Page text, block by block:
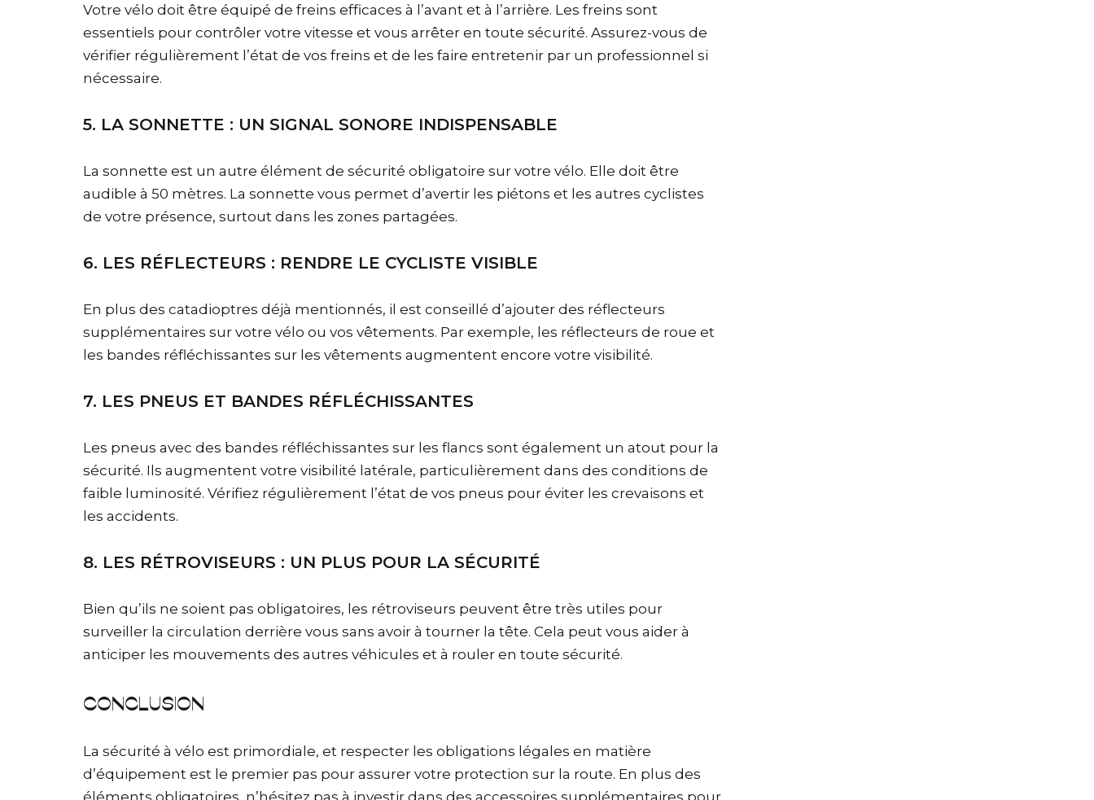
Votre vélo doit être équipé de freins efficaces à l’avant et à l’arrière. Les freins sont
essentiels pour contrôler votre vitesse et vous arrêter en toute sécurité. Assurez-vous de
vérifier régulièrement l’état de vos freins et de les faire entretenir par un professionnel si
nécessaire.
5. LA SONNETTE : UN SIGNAL SONORE INDISPENSABLE
La sonnette est un autre élément de sécurité obligatoire sur votre vélo. Elle doit être
audible à 50 mètres. La sonnette vous permet d’avertir les piétons et les autres cyclistes
de votre présence, surtout dans les zones partagées.
6. LES RÉFLECTEURS : RENDRE LE CYCLISTE VISIBLE
En plus des catadioptres déjà mentionnés, il est conseillé d’ajouter des réflecteurs
supplémentaires sur votre vélo ou vos vêtements. Par exemple, les réflecteurs de roue et
les bandes réfléchissantes sur les vêtements augmentent encore votre visibilité.
7. LES PNEUS ET BANDES RÉFLÉCHISSANTES
Les pneus avec des bandes réfléchissantes sur les flancs sont également un atout pour la
sécurité. Ils augmentent votre visibilité latérale, particulièrement dans des conditions de
faible luminosité. Vérifiez régulièrement l’état de vos pneus pour éviter les crevaisons et
les accidents.
8. LES RÉTROVISEURS : UN PLUS POUR LA SÉCURITÉ
Bien qu’ils ne soient pas obligatoires, les rétroviseurs peuvent être très utiles pour
surveiller la circulation derrière vous sans avoir à tourner la tête. Cela peut vous aider à
anticiper les mouvements des autres véhicules et à rouler en toute sécurité.
CONCLUSION
La sécurité à vélo est primordiale, et respecter les obligations légales en matière
d’équipement est le premier pas pour assurer votre protection sur la route. En plus des
éléments obligatoires, n’hésitez pas à investir dans des accessoires supplémentaires pour